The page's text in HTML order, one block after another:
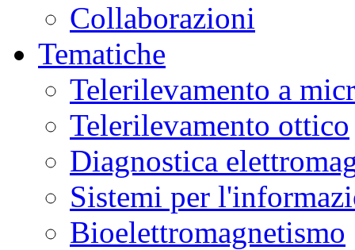
Collaborazioni
Tematiche
Telerilevamento a
Telerilevamento ottico
Diagnostica
Sistemi per
Bioelettromagnetismo